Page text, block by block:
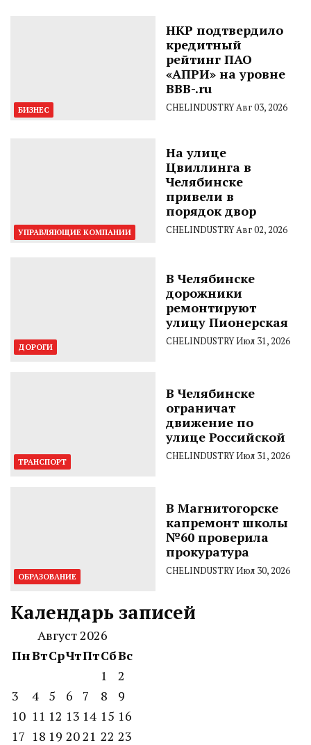
БИЗНЕС
НКР подтвердило
кредитный
рейтинг ПАО
«АПРИ» на уровне
BBB-.ru
CHELINDUSTRYАвг 03, 2026
УПРАВЛЯЮЩИЕ КОМПАНИИ
На улице
Цвиллинга в
Челябинске
привели в
порядок двор
CHELINDUSTRYАвг 02, 2026
ДОРОГИ
В Челябинске
дорожники
ремонтируют
улицу Пионерская
CHELINDUSTRYИюл 31, 2026
ТРАНСПОРТ
В Челябинске
ограничат
движение по
улице Российской
CHELINDUSTRYИюл 31, 2026
ОБРАЗОВАНИЕ
В Магнитогорске
капремонт школы
№60 проверила
прокуратура
CHELINDUSTRYИюл 30, 2026
Календарь записей
Август 2026
ПнВтСрЧтПтСбВс
1
2
3
4 5 6 7 8
9
10 11 12 13 14 15 16
17 18 19 2021 22 23